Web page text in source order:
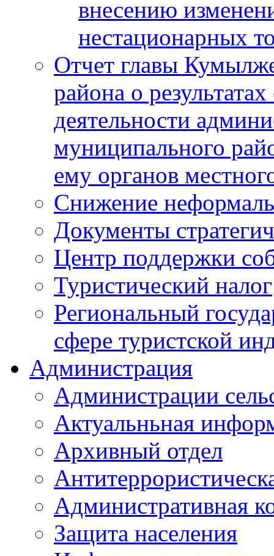
внесению
нестационарных
Отчет главы
района о
деятельности
муниципального
ему органов
Снижение
Документы
Центр поддержки
Туристический налог
Региональный
сфере туристской
Администрация
Администрации
Актуальньная
Архивный отдел
Административная
Защита населения